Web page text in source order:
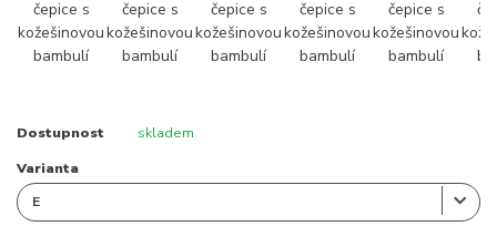
Dostupnost skladem
Varianta